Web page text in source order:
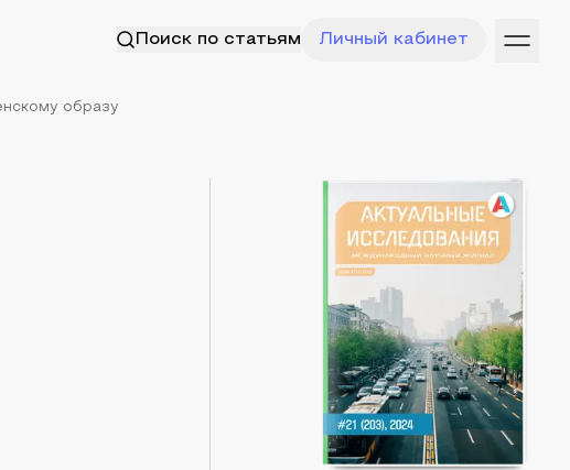
Поиск по статьям Личный кабинет
образу